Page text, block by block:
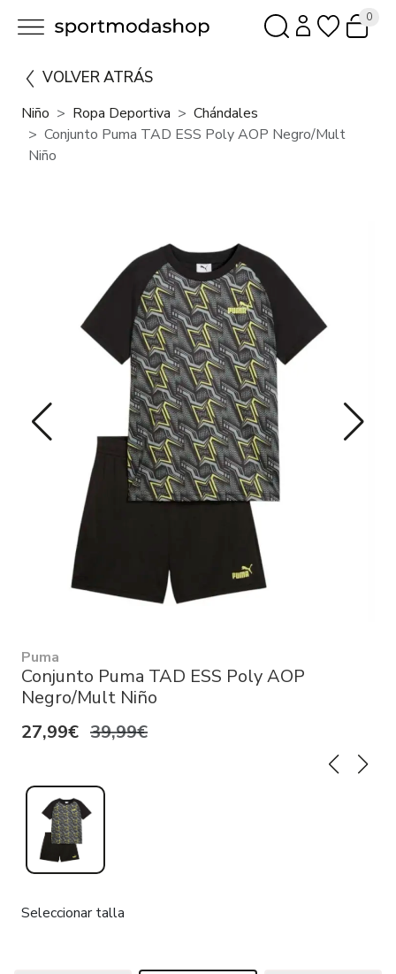
0
VOLVER ATRÁS
Niño Ropa Deportiva
Chándales
Conjunto Puma TAD ESS Poly AOP Negro/Mult
Niño
Puma
Conjunto Puma TAD ESS Poly AOP
Negro/Mult Niño
27,99€ 39,99€
Seleccionar talla